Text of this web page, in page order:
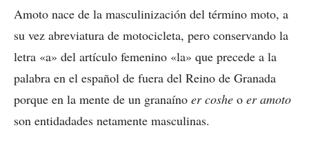
Amoto nace de la masculinización del término moto, a
su vez abreviatura de motocicleta, pero conservando la
letra «a» del artículo femenino «la» que precede a la
palabra en el español de fuera del Reino de Granada
porque en la mente de un granaíno er coshe o er amoto
son entidadades netamente masculinas.